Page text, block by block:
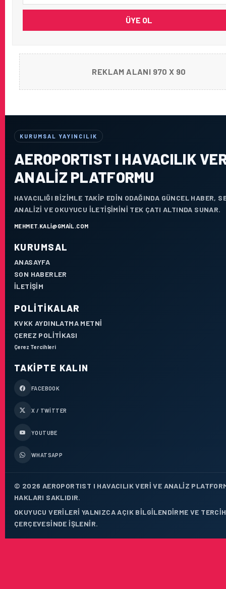
ÜYE OL
REKLAM ALANI 970 X 90
KURUMSAL YAYINCILIK
AEROPORTIST I HAVACILIK
ANALIZ PLATFORMU
HAVACILIĞI BIZIMLE TAKIP EDIN ODAĞINDA GÜNCEL HABER,
ANALIZI VE OKUYUCU ILETIŞIMINI TEK ÇATI ALTINDA SUNAR.
MEHMET.KALI@GMAIL.COM
KURUMSAL
ANASAYFA
SON HABERLER
İLETIŞIM
POLITIKALAR
KVKK AYDINLATMA METNI
ÇEREZ POLITIKASI
Çerez Tercihleri
TAKIPTE KALIN
FACEBOOK
X / TWITTER
YOUTUBE
WHATSAPP
© 2026 AEROPORTIST I HAVACILIK VERI VE ANALIZ
HAKLARI SAKLIDIR.
OKUYUCU VERILERI YALNIZCA AÇIK BILGILENDIRME VE
ÇERÇEVESINDE IŞLENIR.